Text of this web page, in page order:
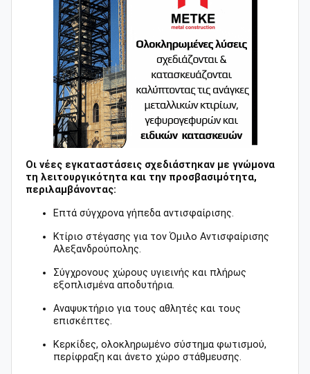
Οι νέες εγκαταστάσεις σχεδιάστηκαν με γνώμονα
τη λειτουργικότητα και την προσβασιμότητα,
περιλαμβάνοντας:
Επτά σύγχρονα γήπεδα αντισφαίρισης.
Κτίριο στέγασης για τον Όμιλο Αντισφαίρισης
Αλεξανδρούπολης.
Σύγχρονους χώρους υγιεινής και πλήρως
εξοπλισμένα αποδυτήρια.
Αναψυκτήριο για τους αθλητές και τους
επισκέπτες.
Κερκίδες, ολοκληρωμένο σύστημα φωτισμού,
περίφραξη και άνετο χώρο στάθμευσης.